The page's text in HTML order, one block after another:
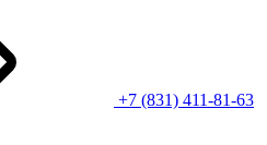
+7 (831) 411-81-63